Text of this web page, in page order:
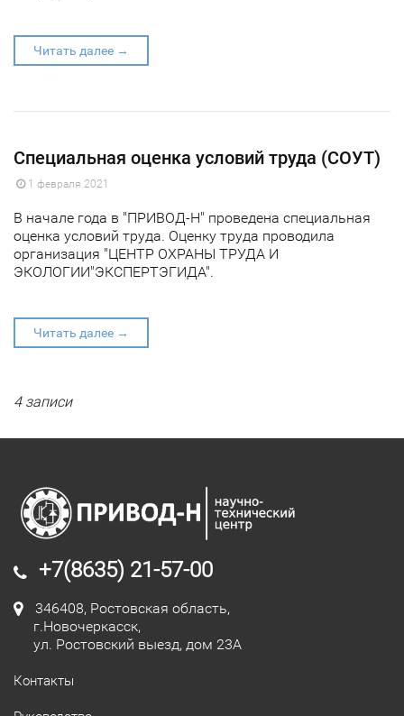
Читать далее →
Специальная оценка условий труда (СОУТ)
1 февраля 2021
В начале года в "ПРИВОД-Н" проведена специальная
оценка условий труда. Оценку труда проводила
организация "ЦЕНТР ОХРАНЫ ТРУДА И
ЭКОЛОГИИ"ЭКСПЕРТЭГИДА".
Читать далее →
4 записи
+7(8635) 21-57-00
346408, Ростовская область,
г.Новочеркасск,
ул. Ростовский выезд, дом 23А
Контакты